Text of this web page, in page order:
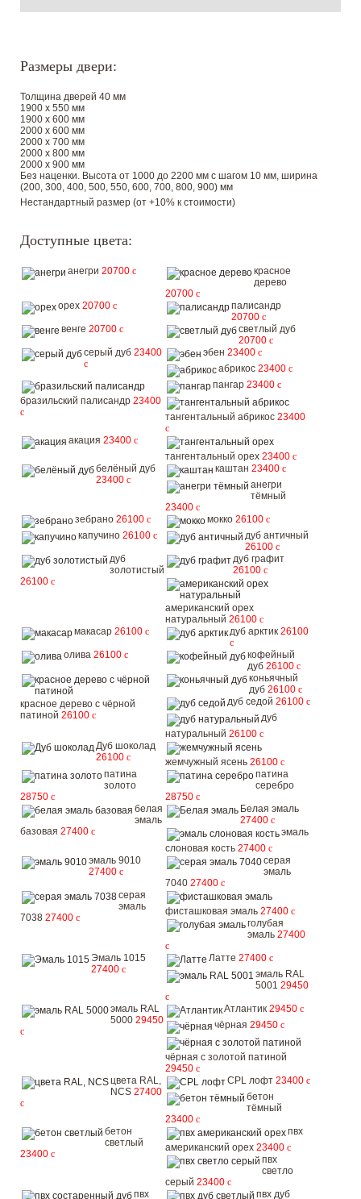
Размеры двери:
Толщина дверей 40 мм
1900 х 550 мм
1900 х 600 мм
2000 х 600 мм
2000 х 700 мм
2000 х 800 мм
2000 х 900 мм
Без наценки. Высота от 1000 до 2200 мм с шагом 10 мм, ширина
(200, 300, 400, 500, 550, 600, 700, 800, 900) мм
Нестандартный размер (от +10% к стоимости)
Доступные цвета:
анегри 20700 c
красное
дерево
20700 c
орех 20700 c
палисандр
20700 c
венге 20700 c
светлый дуб
20700 c
серый дуб 23400
c
эбен 23400 c
абрикос 23400 c
бразильский палисандр 23400
c
пангар 23400 c
тангентальный абрикос 23400
c
акация 23400 c
тангентальный орех 23400 c
белёный дуб
23400 c
каштан 23400 c
анегри
тёмный
23400 c
зебрано 26100 c мокко 26100 c
капучино 26100 c
дуб античный
26100 c
дуб
золотистый
26100 c
дуб графит
26100 c
американский орех
натуральный 26100 c
макасар 26100 c дуб арктик 26100
c
олива 26100 c
кофейный
дуб 26100 c
красное дерево с чёрной
патиной 26100 c
коньячный
дуб 26100 c
дуб седой 26100 c
дуб
натуральный 26100 c
Дуб шоколад
26100 c жемчужный ясень 26100 c
патина
золото
28750 c
патина
серебро
28750 c
белая
эмаль
базовая 27400 c
Белая эмаль
27400 c
эмаль
слоновая кость 27400 c
эмаль 9010
27400 c
серая
эмаль
7040 27400 c
серая
эмаль
7038 27400 c
фисташковая эмаль 27400 c
голубая
эмаль 27400
c
Эмаль 1015
27400 c
Латте 27400 c
эмаль RAL
5001 29450
c
эмаль RAL
5000 29450
c
Атлантик 29450 c
чёрная 29450 c
чёрная с золотой патиной
29450 c
цвета RAL,
NCS 27400
c
CPL лофт 23400 c
бетон
тёмный
23400 c
бетон
светлый
23400 c
пвх
американский орех 23400 c
пвх
светло
серый 23400 c
пвх
пвх дуб